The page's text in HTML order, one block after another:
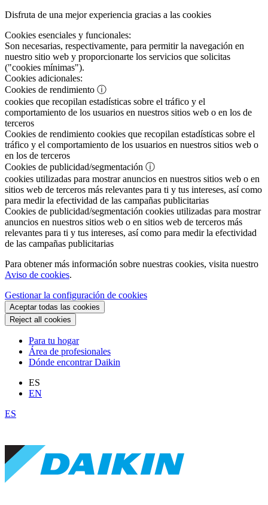
Disfruta de una mejor experiencia gracias a las cookies
Cookies esenciales y funcionales:
Son necesarias, respectivamente, para permitir la navegación en
nuestro sitio web y proporcionarte los servicios que solicitas
("cookies mínimas").
Cookies adicionales:
Cookies de rendimiento ⓘ
cookies que recopilan estadísticas sobre el tráfico y el
comportamiento de los usuarios en nuestros sitios web o en los de
terceros
Cookies de rendimiento cookies que recopilan estadísticas sobre el
tráfico y el comportamiento de los usuarios en nuestros sitios web o
en los de terceros
Cookies de publicidad/segmentación ⓘ
cookies utilizadas para mostrar anuncios en nuestros sitios web o en
sitios web de terceros más relevantes para ti y tus intereses, así como
para medir la efectividad de las campañas publicitarias
Cookies de publicidad/segmentación cookies utilizadas para mostrar
anuncios en nuestros sitios web o en sitios web de terceros más
relevantes para ti y tus intereses, así como para medir la efectividad
de las campañas publicitarias
Para obtener más información sobre nuestras cookies, visita nuestro
Aviso de cookies.
Gestionar la configuración de cookies
Aceptar todas las cookies
Reject all cookies
Para tu hogar
Área de profesionales
Dónde encontrar Daikin
ES
EN
ES